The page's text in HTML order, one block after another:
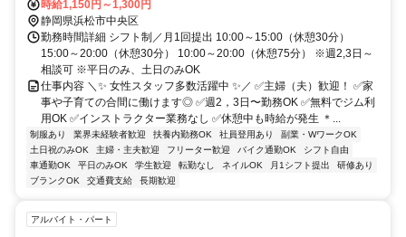
時給1,150円～1,300円
静岡県浜松市中央区
勤務時間詳細 シフト制／月1回提出 10:00～15:00（休憩30分）
15:00～20:00（休憩30分） 10:00～20:00（休憩75分） ※週2,3日～
相談可 ※平日のみ、土日のみOK
仕事内容 ＼✨ 女性スタッフ多数活躍中 ✨／ ✅主婦（夫）歓迎！ ✅家
事や子育ての合間に働けます◎ ✅週2，3日〜勤務OK ✅無料でジム利
用OK ✅インストラクター業務なし ✅休憩中も時給が発生 ＊...
制服あり 業界未経験者歓迎 扶養内勤務OK 社員登用あり
副業・WワークOK
土日祝のみOK
主婦・主夫歓迎 フリーター歓迎 バイク通勤OK
シフト自由
車通勤OK
平日のみOK 学生歓迎 転勤なし ネイルOK 月1シフト提出
研修あり
ブランクOK
交通費支給 長期歓迎
アルバイト・パート